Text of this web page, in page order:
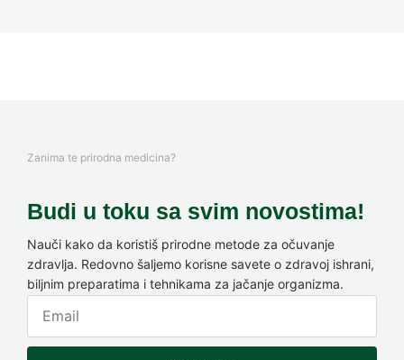
Zanima te prirodna medicina?
Budi u toku sa svim novostima!
Nauči kako da koristiš prirodne metode za očuvanje
zdravlja. Redovno šaljemo korisne savete o zdravoj ishrani,
biljnim preparatima i tehnikama za jačanje organizma.